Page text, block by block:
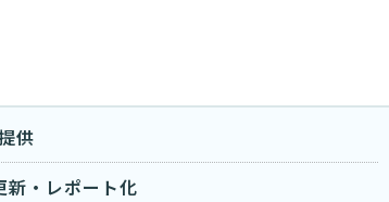
供
新・レポート化